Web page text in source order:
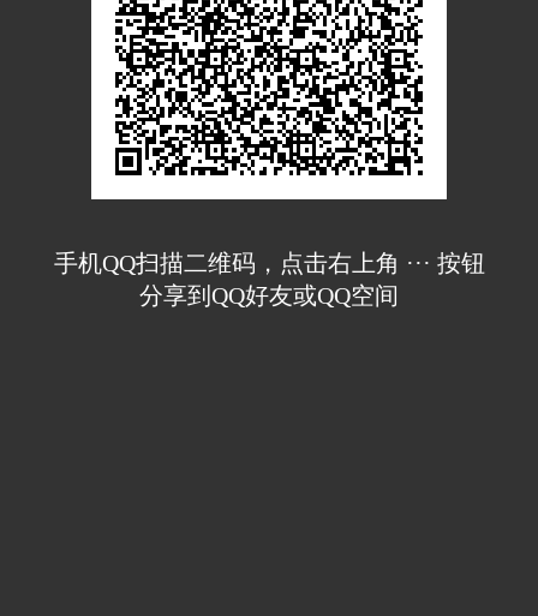
手机QQ扫描二维码，点击右上角 ··· 按钮
分享到QQ好友或QQ空间